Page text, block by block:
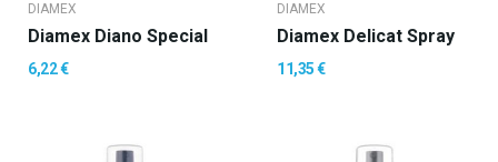
DIAMEX
Diamex Diano Special
6,22 €
DIAMEX
Diamex Delicat Spray
11,35 €